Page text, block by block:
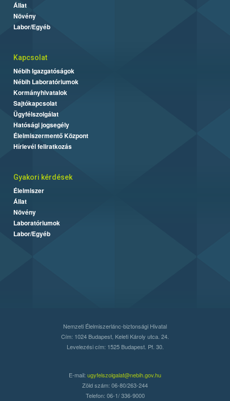
Állat
Növény
Labor/Egyéb
Kapcsolat
Nébih Igazgatóságok
Nébih Laboratóriumok
Kormányhivatalok
Sajtókapcsolat
Ügyfélszolgálat
Hatósági jogsegély
Élelmiszermentő Központ
Hírlevél feliratkozás
Gyakori kérdések
Élelmiszer
Állat
Növény
Laboratóriumok
Labor/Egyéb
Nemzeti Élelmiszerlánc-biztonsági Hivatal
Cím: 1024 Budapest, Keleti Károly utca. 24.
Levelezési cím: 1525 Budapest. Pf. 30.
E-mail: ugyfelszolgalat@nebih.gov.hu
Zöld szám: 06-80/263-244
Telefon: 06-1/ 336-9000